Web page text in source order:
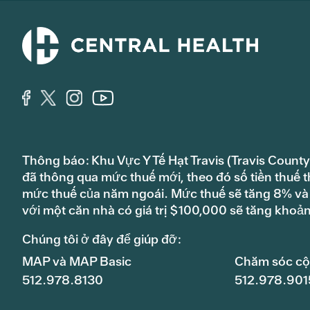
Thông báo: Khu Vực Y Tế Hạt Travis (Travis
đã thông qua mức thuế mới, theo đó số tiền thuế
mức thuế của năm ngoái. Mức thuế sẽ tăng 8%
với một căn nhà có giá trị $100,000 sẽ tăng
Chúng tôi ở đây để giúp đỡ:
MAP và MAP Basic
512.978.8130
Chăm sóc